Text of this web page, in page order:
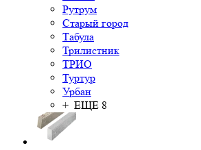
Рутрум
Старый город
Табула
Трилистник
ТРИО
Туртур
Урбан
+ ЕЩЕ 8